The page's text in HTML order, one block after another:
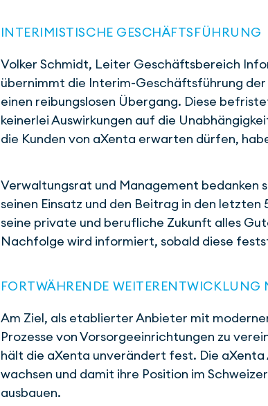
INTERIMISTISCHE GESCHÄFTSFÜHRUNG
Volker Schmidt, Leiter Geschäftsbereich
übernimmt die Interim-Geschäftsführung
einen reibungslosen Übergang. Diese
keinerlei Auswirkungen auf die
die Kunden von aXenta erwarten dürfen,
Verwaltungsrat und Management bedanken
seinen Einsatz und den Beitrag in den letzten
seine private und berufliche Zukunft alles
Nachfolge wird informiert, sobald diese
FORT­WÄH­RENDE WEITER­­ENT­WICK­LUNG
Am Ziel, als etablierter Anbieter mit
Prozesse von Vorsorgeeinrichtungen zu
hält die aXenta unverändert fest. Die
wach­sen und da­mit ihre Position im
aus­bauen.